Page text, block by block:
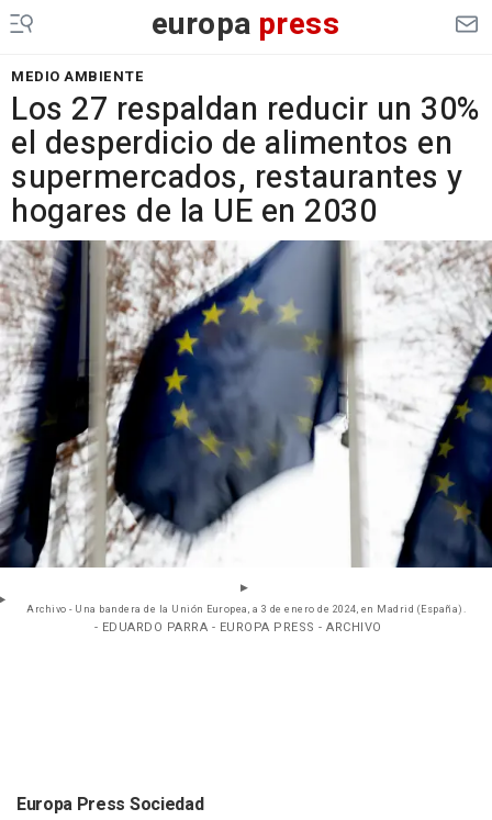
europa press
MEDIO AMBIENTE
Los 27 respaldan reducir un 30%
el desperdicio de alimentos en
supermercados, restaurantes y
hogares de la UE en 2030
Archivo - Una bandera de la Unión Europea, a 3 de enero de 2024, en Madrid (España).
- EDUARDO PARRA - EUROPA PRESS - ARCHIVO
Europa Press Sociedad